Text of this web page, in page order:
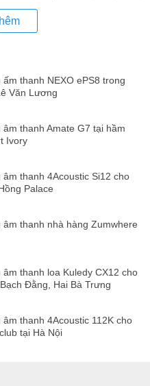
Hop,...
XS, S, M , L, để phù hợp
18 Ohm, SPL 118dB, thông
với các thiết bị nghe
máy nghe nhạc
dây dài 1,2m, trọng
cắm 3,5" rất nhỏ để thuận
thanh NEXO ePS8 trong
Văn Lương
thanh Amate G7 tại hầm
Ivory
thanh 4Acoustic Si12 cho
Palace
âm thanh nhà hàng Zumwhere
thanh loa Kuledy CX12 cho
Đằng, Hai Bà Trưng
thanh 4Acoustic 112K cho
tại Hà Nội